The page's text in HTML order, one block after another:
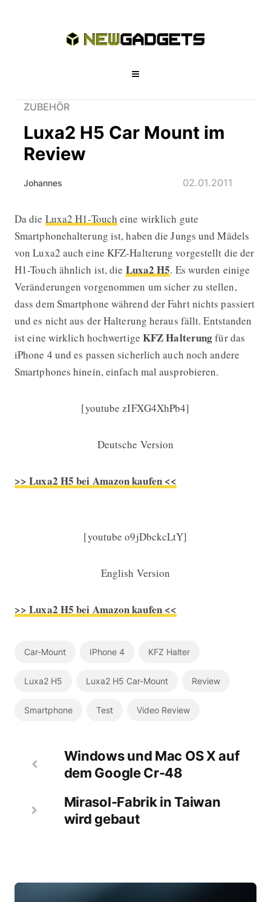
ZUBEHÖR
Luxa2 H5 Car Mount im
Review
Johannes 02.01.2011
Luxa2 H5 Car Mount im Review
Da die Luxa2 H1-Touch eine wirklich gute
Smartphonehalterung ist, haben die Jungs und Mädels
von Luxa2 auch eine KFZ-Halterung vorgestellt die der
H1-Touch ähnlich ist, die Luxa2 H5. Es wurden einige
Veränderungen vorgenommen um sicher zu stellen,
dass dem Smartphone während der Fahrt nichts passiert
und es nicht aus der Halterung heraus fällt. Entstanden
ist eine wirklich hochwertige KFZ Halterungfür das
iPhone 4 und es passen sicherlich auch noch andere
Smartphones hinein, einfach mal ausprobieren.
[youtube zIFXG4XhPb4]
Deutsche Version
>> Luxa2 H5 bei Amazon kaufen <<
[youtube o9jDbckcLtY]
English Version
>> Luxa2 H5 bei Amazon kaufen <<
Car-Mount IPhone 4 KFZ Halter
Luxa2 H5 Luxa2 H5 Car-Mount Review
Smartphone Test Video Review
Windows und Mac OS X auf
dem Google Cr-48
Mirasol-Fabrik in Taiwan
wird gebaut